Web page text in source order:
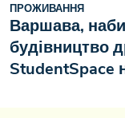
ПРОЖИВАННЯ
Варшава,
будівництво
StudentSpace